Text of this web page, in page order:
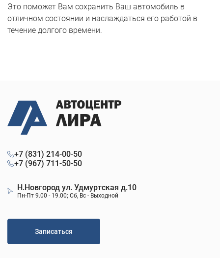
Это поможет Вам сохранить Ваш автомобиль в
отличном состоянии и наслаждаться его работой в
течение долгого времени.
+7 (831) 214-00-50
+7 (967) 711-50-50
Н.Новгород ул. Удмуртская д.10
Пн-Пт 9.00 - 19.00; Сб, Вс - Выходной
Записаться